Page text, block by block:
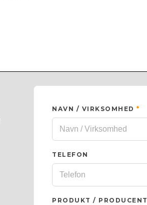
NAVN / VIRKSOMHED*
TELEFON
PRODUKT / PRODUCENT